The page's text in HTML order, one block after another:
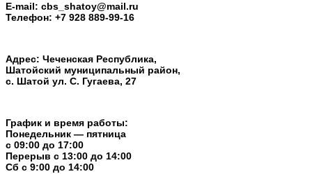
E-mail: cbs_shatoy@mail.ru
Телефон: +7 928 889-99-16
Адрес: Чеченская Республика,
Шатойский муниципальный район,
с. Шатой ул. С. Гугаева, 27
График и время работы:
Понедельник — пятница
с 09:00 до 17:00
Перерыв c 13:00 до 14:00
Cб с 9:00 до 14:00